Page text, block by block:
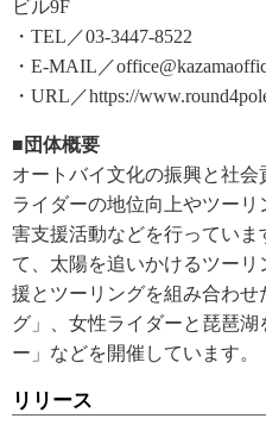
ビル9F
・TEL／03-3447-8522
・E-MAIL／
・URL／https://
■団体概要
オートバイ文化の振興と社会
ライダーの地位向上やツー
害支援活動などを行ってい
て、太陽を追いかけるツー
援とツーリングを組み合わ
グ」、女性ライダーと琵琶
ー」などを開催しています。
リリース